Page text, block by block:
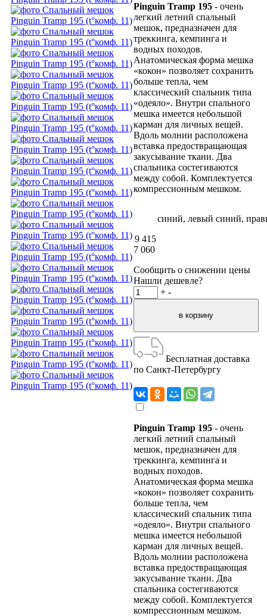
Pinguin Tramp 195 - очень
легкий летний спальный
мешок, предназначен для
треккинга, кемпинга и
водных походов.
Анатомическая форма мешка
«кокон» позволяет сохранить
больше тепла, чем
классический спальник типа
«одеяло». Внутри спального
мешка имеется небольшой
карман для личных вещей.
Вдоль молнии расположена
вставка предоствращающая
закусывание ткани. Два
спальника состегиваются
между собой. Комплектуется
компрессионным мешком.
синий, левый синий,
9 415
7 060
Сообщить о снижении цены
Нашли дешевле?
+ -
Бесплатная доставка
по Санкт-Петербургу
Pinguin Tramp 195 - очень
легкий летний спальный
мешок, предназначен для
треккинга, кемпинга и
водных походов.
Анатомическая форма мешка
«кокон» позволяет сохранить
больше тепла, чем
классический спальник типа
«одеяло». Внутри спального
мешка имеется небольшой
карман для личных вещей.
Вдоль молнии расположена
вставка предоствращающая
закусывание ткани. Два
спальника состегиваются
между собой. Комплектуется
компрессионным мешком.